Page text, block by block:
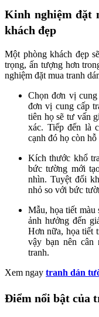
Kinh nghiệm đặt
khách đẹp
Một phòng khách đẹp
trọng, ấn tượng hơn
nghiệm đặt mua tranh
Chọn đơn vị
đơn vị cung cấp
tiên họ sẽ tư vấn
xác. Tiếp đến là
cạnh đó họ còn
Kích thước khổ
bức tường mới
nhìn. Tuyệt đối
nhỏ so với bức
Mẫu, họa tiết màu
ảnh hưởng đến
Hơn nữa, họa tiết
vậy bạn nên cân
tranh.
Xem ngay tranh dán
Điểm nổi bật của